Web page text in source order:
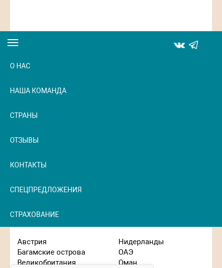
Toggle
О НАС
НАША КОМАНДА
СТРАНЫ
ОТЗЫВЫ
КОНТАКТЫ
СПЕЦПРЕДЛОЖЕНИЯ
СТРАХОВАНИЕ
Австрия
Багамские острова
Великобритания
Нидерланды
ОАЭ
Оман